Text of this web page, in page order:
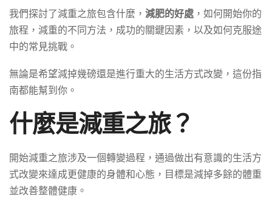
我們探討了減重之旅包含什麼， 減肥的好處 ，如何開始你的
旅程，減重的不同方法，成功的關鍵因素，以及如何克服途
中的常見挑戰。
無論是希望減掉幾磅還是進行重大的生活方式改變，這份指
南都能幫到你。
什麼是減重之旅？
開始減重之旅涉及一個轉變過程，通過做出有意識的生活方
式改變來達成更健康的身體和心態，目標是減掉多餘的體重
並改善整體健康。